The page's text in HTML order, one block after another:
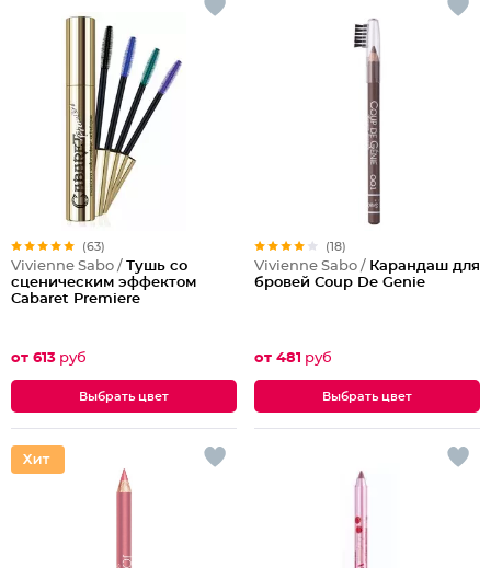
(63)
Vivienne Sabo / Тушь со
сценическим эффектом
Cabaret Premiere
от 613 руб
Выбрать цвет
(18)
Vivienne Sabo / Карандаш для
бровей Coup De Genie
от 481 руб
Выбрать цвет